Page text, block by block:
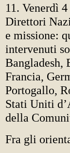
11. Venerdì
Direttori
e missione:
intervenuti
Bangladesh,
Francia,
Portogallo,
Stati Uniti
della
Fra gli